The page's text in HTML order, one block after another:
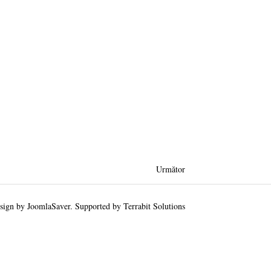
Următor
by JoomlaSaver. Supported by Terrabit Solutions